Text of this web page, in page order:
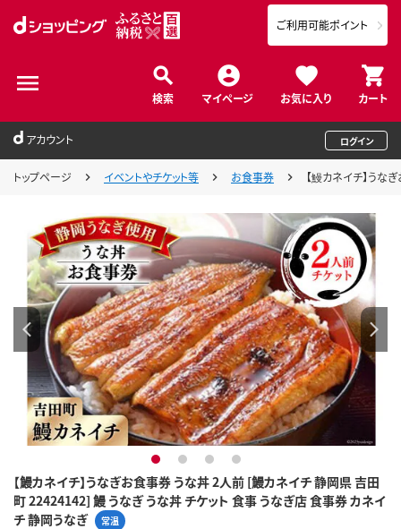
検索 マイページ お気に入り カート
ご利用可能ポイント
アカウント ログイン
トップページ イベントやチケット等 お食事券 【鰻カネイチ】う
【鰻カネイチ】うなぎお食事券 うな丼 2人前 [鰻カネイチ 静岡県 吉田
町 22424142] 鰻 うなぎ うな丼 チケット 食事 うなぎ店 食事券 カネイ
チ 静岡うなぎ
常温
1 2 3 4